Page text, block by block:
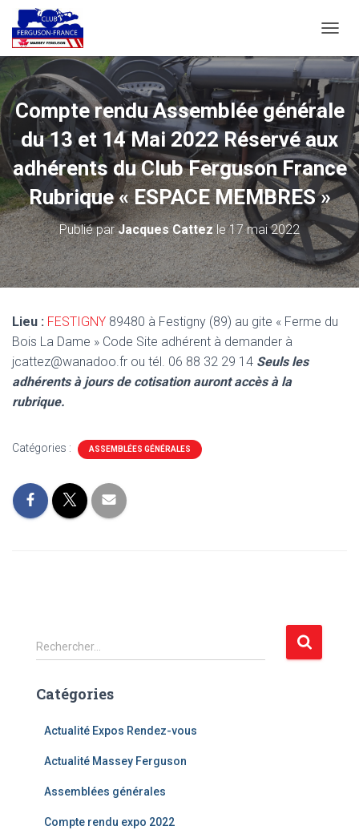
É
P
L
I
E
L
A
N
A
V
I
G
A
T
I
N
Compte rendu Assemblée générale
du 13 et 14 Mai 2022 Réservé aux
adhérents du Club Ferguson France
Rubrique « ESPACE MEMBRES »
Publié parJacques Cattezle17 mai 2022
Lieu : FESTIGNY 89480 à Festigny (89) au gite « Ferme du
Bois La Dame » Code Site adhérent à demander à
jcattez@wanadoo.fr ou tél. 06 88 32 29 14 Seuls les
adhérents à jours de cotisation auront accès à la
rubrique.
Catégories : ASSEMBLÉES GÉNÉRALES
R
e
h
Rechercher…
Catégories
Actualité Expos Rendez-vous
Actualité Massey Ferguson
Assemblées générales
Compte rendu expo 2022